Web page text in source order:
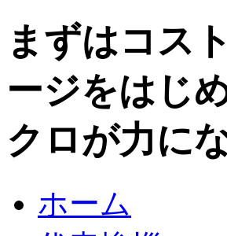
まずはコス
ージをはじ
クロが力に
ホーム